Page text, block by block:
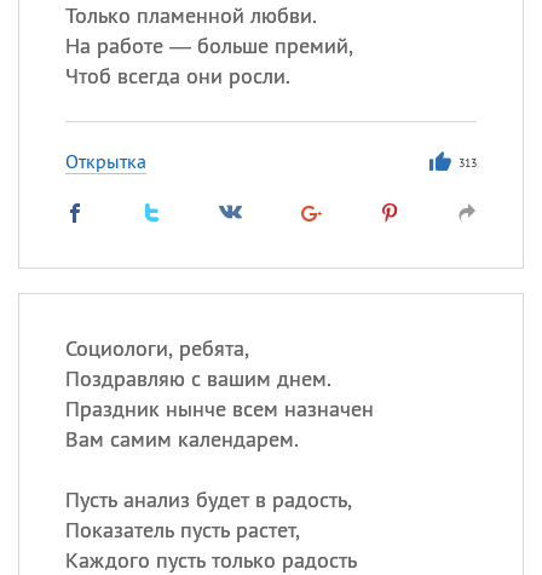
Только пламенной любви.
На работе — больше премий,
Чтоб всегда они росли.
Открытка 313
Социологи, ребята,
Поздравляю с вашим днем.
Праздник нынче всем назначен
Вам самим календарем.
Пусть анализ будет в радость,
Показатель пусть растет,
Каждого пусть только радость